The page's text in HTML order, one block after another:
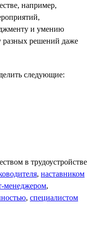
например,
и умению
разных решений даже
следующие:
в трудоустройстве
, наставником
менеджером,
, специалистом